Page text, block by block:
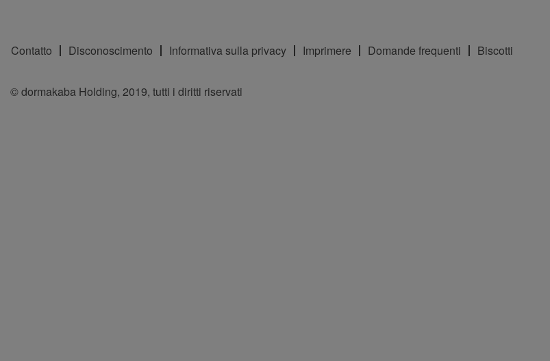
Contatto Disconoscimento Informativa sulla privacy Imprimere Domande frequenti Biscotti
© dormakaba Holding, 2019, tutti i diritti riservati